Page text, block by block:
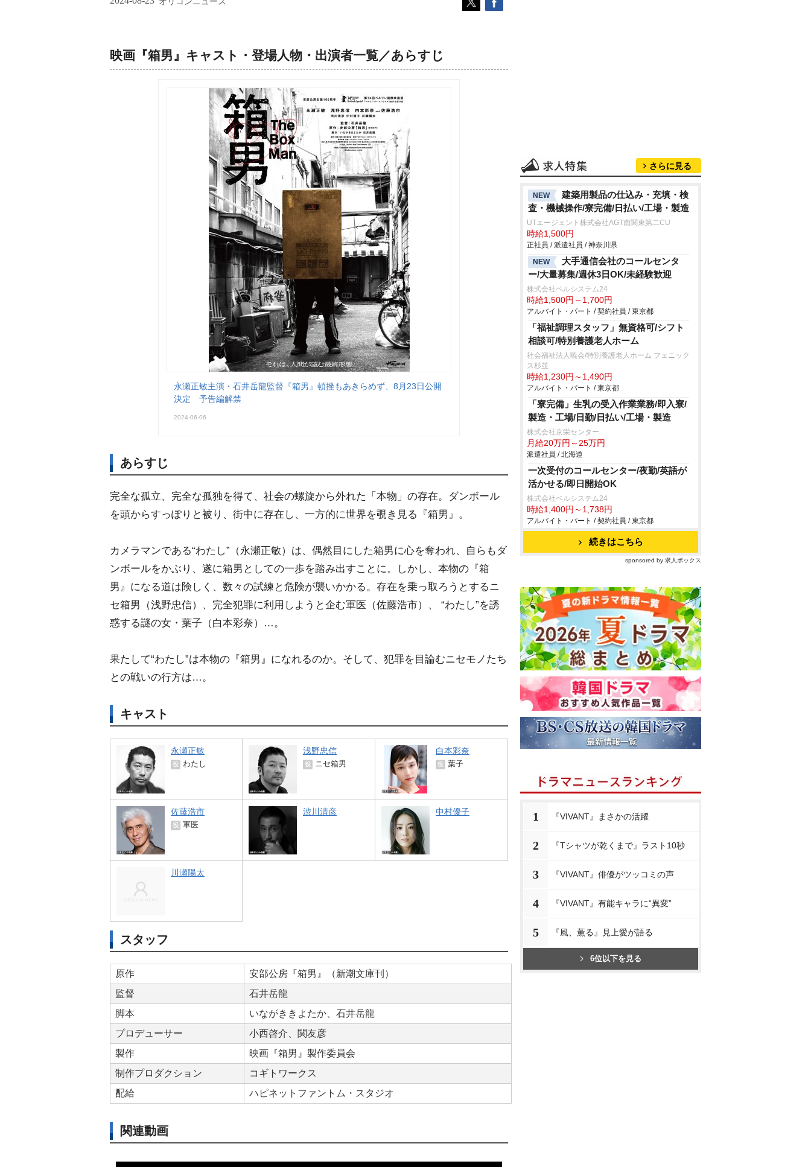
映画『箱男』キャスト・登場人物・出演者一覧／あらすじ
永瀬正敏主演・石井岳龍監督『箱男』頓挫もあきらめず、8月23日公開
決定 予告編解禁
2024-06-06
あらすじ
完全な孤立、完全な孤独を得て、社会の螺旋から外れた「本物」の存在。ダンボール
を頭からすっぽりと被り、街中に存在し、一方的に世界を覗き見る『箱男』。
カメラマンである“わたし”（永瀬正敏）は、偶然目にした箱男に心を奪われ、自らもダ
ンボールをかぶり、遂に箱男としての一歩を踏み出すことに。しかし、本物の『箱
男』になる道は険しく、数々の試練と危険が襲いかかる。存在を乗っ取ろうとするニ
セ箱男（浅野忠信）、完全犯罪に利用しようと企む軍医（佐藤浩市）、 “わたし”を誘
惑する謎の女・葉子（白本彩奈）…。
果たして“わたし”は本物の『箱男』になれるのか。そして、犯罪を目論むニセモノたち
との戦いの行方は…。
キャスト
永瀬正敏
役 わたし
浅野忠信
役 ニセ箱男
白本彩奈
役 葉子
佐藤浩市
役 軍医
渋川清彦 中村優子
川瀬陽太
スタッフ
原作
安部公房『箱男』（新潮文庫刊）
監督
石井岳龍
脚本
いながききよたか、石井岳龍
プロデューサー
小西啓介、関友彦
製作
映画『箱男』製作委員会
制作プロダクション
コギトワークス
配給
ハピネットファントム・スタジオ
関連動画
さらに見る
NEW
建築用製品の仕込み・充填・検
査・機械操作/寮完備/日払い/工場・製造
UTエージェント株式会社AGT南関東第二CU
時給1,500円
正社員 / 派遣社員 / 神奈川県
NEW
大手通信会社のコールセンタ
ー/大量募集/週休3日OK/未経験歓迎
株式会社ベルシステム24
時給1,500円～1,700円
アルバイト・パート / 契約社員 / 東京都
「福祉調理スタッフ」無資格可/シフト
相談可/特別養護老人ホーム
社会福祉法人暁会/特別養護老人ホーム フェニック
ス杉並
時給1,230円～1,490円
アルバイト・パート / 東京都
「寮完備」生乳の受入作業業務/即入寮/
製造・工場/日勤/日払い/工場・製造
株式会社京栄センター
月給20万円～25万円
派遣社員 / 北海道
一次受付のコールセンター/夜勤/英語が
活かせる/即日開始OK
株式会社ベルシステム24
時給1,400円～1,738円
アルバイト・パート / 契約社員 / 東京都
続きはこちら
sponsored by 求人ボックス
1 『VIVANT』まさかの活躍
2 『Tシャツが乾くまで』ラスト10秒
3 『VIVANT』俳優がツッコミの声
4 『VIVANT』有能キャラに“異変”
5 『風、薫る』見上愛が語る
6位以下を見る